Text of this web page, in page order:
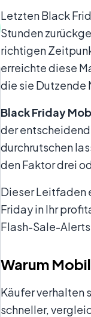
Inhalt
Letzten Black
Stunden
richtigen
erreichte diese
die sie Dutzende
Black Friday
der
durchrutschen
den Faktor drei
Dieser Leitfaden
Friday in Ihr
Flash-Sale-
Warum
Käufer verhalten
schneller,